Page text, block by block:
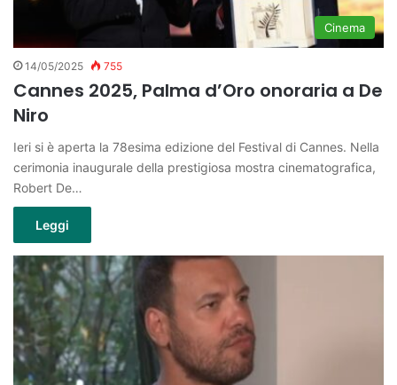
Cinema
14/05/2025 755
Cannes 2025, Palma d’Oro onoraria a De
Niro
Ieri si è aperta la 78esima edizione del Festival di Cannes. Nella
cerimonia inaugurale della prestigiosa mostra cinematografica,
Robert De…
Leggi